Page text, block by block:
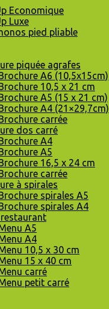
Economique
Luxe
pied pliable
piquée agrafes
A6 (10,5x15cm)
10,5 x 21 cm
A5 (15 x 21 cm)
A4 (21×29,7cm)
carrée
dos carré
A4
A5
16,5 x 24 cm
carrée
à spirales
spirales A5
spirales A4
A5
A4
10,5 x 30 cm
15 x 40 cm
carré
petit carré